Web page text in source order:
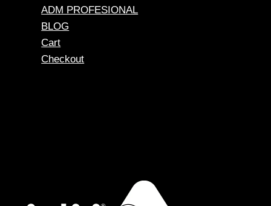
ADM PROFESIONAL
BLOG
Cart
Checkout